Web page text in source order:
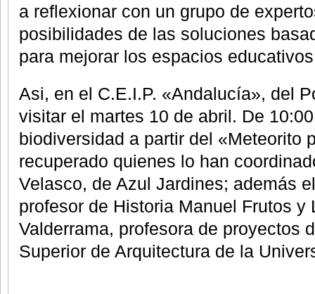
a reflexionar con un grupo de
posibilidades de las soluciones
para mejorar los espacios
Asi, en el C.E.I.P. «Andalucía», del
visitar el martes 10 de abril. De
biodiversidad a partir del «Meteorito
recuperado quienes lo han
Velasco, de Azul Jardines; además
profesor de Historia Manuel Frutos y
Valderrama, profesora de proyectos
Superior de Arquitectura de la